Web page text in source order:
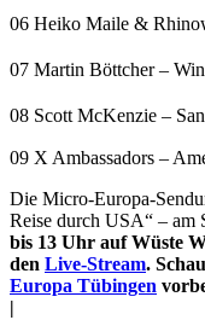
06 Heiko Maile &
07 Martin Böttcher –
08 Scott McKenzie –
09 X Ambassadors –
Die Micro-Europa-
Reise durch USA“ – am
bis 13 Uhr auf Wüste
den Live-Stream.
Europa Tübingen
|